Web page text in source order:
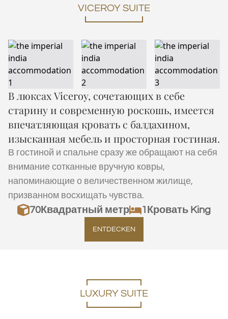
VICEROY SUITE
В люксах Viceroy, сочетающих в себе
старину и современную роскошь, имеется
впечатляющая кровать с балдахином,
изысканная мебель и просторная гостиная.
В гостиной и спальне сразу же обращают на себя
внимание сотканные вручную ковры,
напоминающие о величественном жилище,
призванном восхищать чувства.
70 Квадратный метр 1Кровать King
ENTDECKEN
LUXURY SUITE